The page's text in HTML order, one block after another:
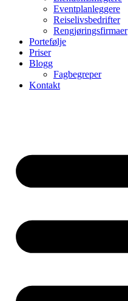
Eventplanleggere
Reiselivsbedrifter
Rengjøringsfirmaer
Portefølje
Priser
Blogg
Fagbegreper
Kontakt